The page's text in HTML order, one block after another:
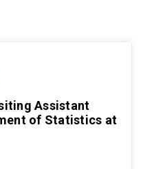
Assistant
of Statistics at